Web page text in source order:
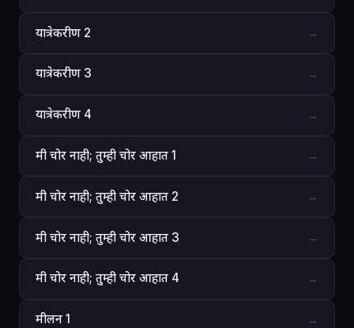
यात्रेकरीण 2 →
यात्रेकरीण 3 →
यात्रेकरीण 4 →
मी चोर नाही; तुम्ही चोर आहात 1 →
मी चोर नाही; तुम्ही चोर आहात 2 →
मी चोर नाही; तुम्ही चोर आहात 3 →
मी चोर नाही; तुम्ही चोर आहात 4 →
मीलन 1 →